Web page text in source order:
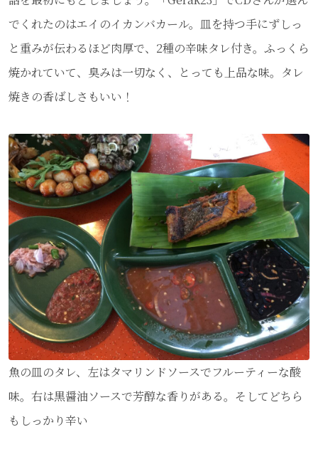
でくれたのはエイのイカンバカール。皿を持つ手にずしっ
と重みが伝わるほど肉厚で、2種の辛味タレ付き。ふっくら
焼かれていて、臭みは一切なく、とっても上品な味。タレ
焼きの香ばしさもいい！
魚の皿のタレ、左はタマリンドソースでフルーティーな酸
味。右は黒醤油ソースで芳醇な香りがある。そしてどちら
もしっかり辛い